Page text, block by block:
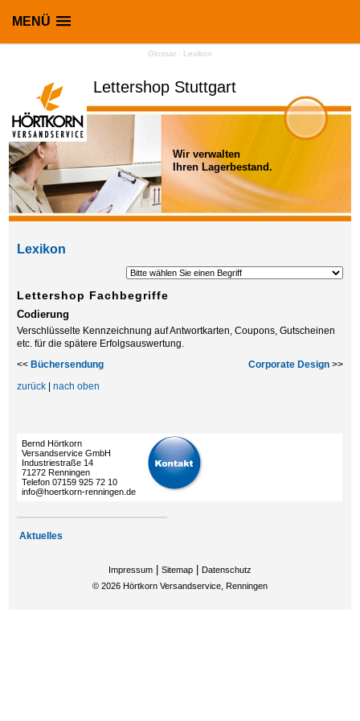
MENÜ
Lettershop Stuttgart
Glossar · Lexikon
Lexikon
Lettershop Fachbegriffe
Codierung
Verschlüsselte Kennzeichnung auf Antwortkarten, Coupons, Gutscheinen
etc. für die spätere Erfolgsauswertung.
<<Büchersendung Corporate Design>>
zurück |nach oben
Bernd Hörtkorn
Versandservice GmbH
Industriestraße 14
71272 Renningen
Telefon 07159 925 72 10
info@hoertkorn-renningen.de
Aktuelles
Wir verwalten
Ihren Lagerbestand.
Impressum Sitemap
Datenschutz
© 2026 Hörtkorn Versandservice, Renningen